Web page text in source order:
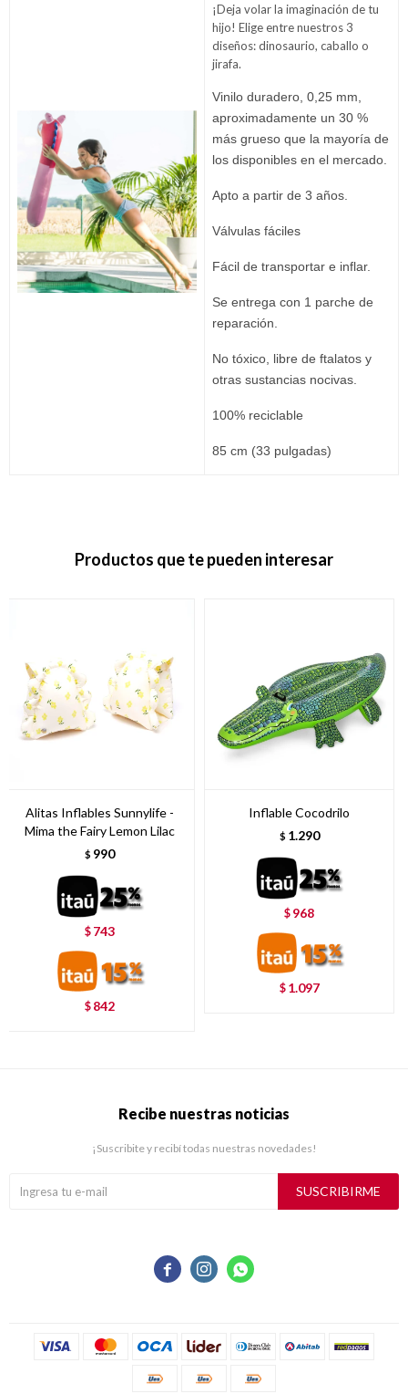
¡Deja volar la imaginación de tu
hijo! Elige entre nuestros 3
diseños: dinosaurio, caballo o
jirafa.
Vinilo duradero, 0,25 mm,
aproximadamente un 30 %
más grueso que la mayoría de
los disponibles en el mercado.
Apto a partir de 3 años.
Válvulas fáciles
Fácil de transportar e inflar.
Se entrega con 1 parche de
reparación.
No tóxico, libre de ftalatos y
otras sustancias nocivas.
100% reciclable
85 cm (33 pulgadas)
Productos que te pueden interesar
Alitas Inflables Sunnylife -
Mima the Fairy Lemon Lilac
$ 990
$ 743
$ 842
Inflable Cocodrilo
$ 1.290
$ 968
$ 1.097
  
Recibe nuestras noticias
¡Suscribite y recibí todas nuestras novedades!
SUSCRIBIRME